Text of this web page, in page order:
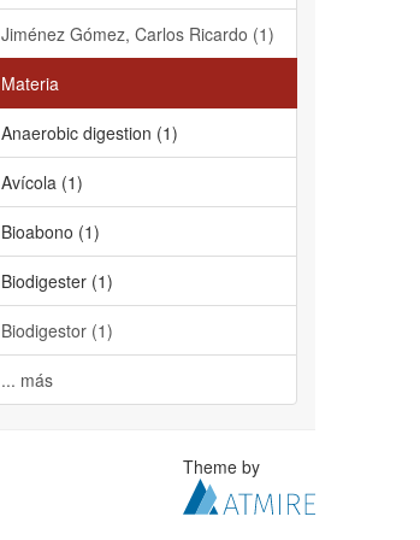
Jiménez Gómez, Carlos Ricardo (1)
Materia
Anaerobic digestion (1)
Avícola (1)
Bioabono (1)
Biodigester (1)
Biodigestor (1)
... más
Theme by